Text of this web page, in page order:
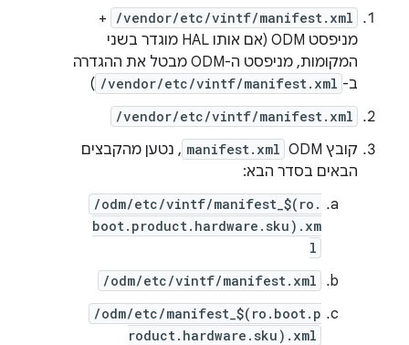
/vendor/etc/vintf/manifest.xml
+
מניפסט ODM (אם אותו HAL מוגדר בשני
המקומות, מניפסט ה-ODM מבטל את ההגדרה
ב- /vendor/etc/vintf/manifest.xml
)
/vendor/etc/vintf/manifest.xml
קובץ ODM manifest.xml , נטען מהקבצים
הבאים בסדר הבא:
/odm/etc/vintf/manifest_$(ro.
boot.product.hardware.sku).xm
l
/odm/etc/vintf/manifest.xml
/odm/etc/manifest_$(ro.boot.p
roduct.hardware.sku).xml